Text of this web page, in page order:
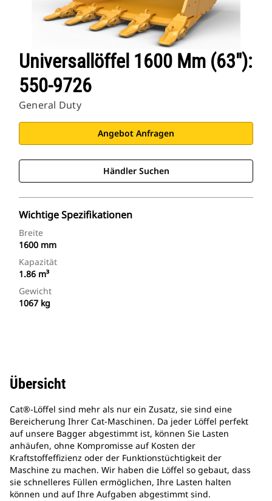
Universallöffel 1600 Mm (63″):
550-9726
General Duty
Angebot Anfragen
Händler Suchen
Wichtige Spezifikationen
Breite
1600 mm
Kapazität
1.86 m³
Gewicht
1067 kg
Übersicht
Cat®-Löffel sind mehr als nur ein Zusatz, sie sind eine
Bereicherung Ihrer Cat-Maschinen. Da jeder Löffel perfekt
auf unsere Bagger abgestimmt ist, können Sie Lasten
anhäufen, ohne Kompromisse auf Kosten der
Kraftstoffeffizienz oder der Funktionstüchtigkeit der
Maschine zu machen. Wir haben die Löffel so gebaut, dass
sie schnelleres Füllen ermöglichen, Ihre Lasten halten
können und auf Ihre Aufgaben abgestimmt sind.